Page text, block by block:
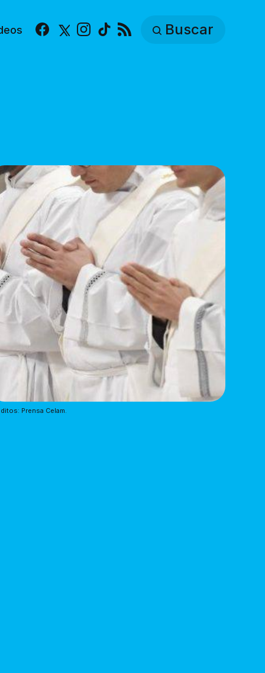
Facebook
X Instagram
TikTok Buscar
Prensa Celam.